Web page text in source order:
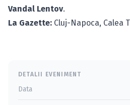
Vandal Lentov.
La Gazette: Cluj-Napoca, Calea
DETALII EVENIMENT
Data